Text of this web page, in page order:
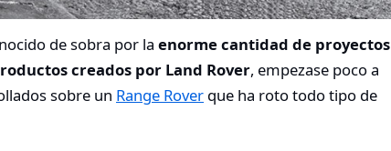
de sobra por la enorme cantidad de proyectos
creados por Land Rover, empezase poco a
sobre un Range Rover que ha roto todo tipo de